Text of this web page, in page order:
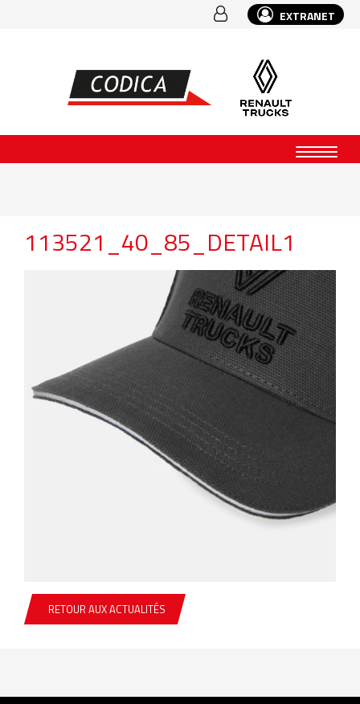
EXTRANET
113521_40_85_DETAIL1
RETOUR AUX ACTUALITÉS